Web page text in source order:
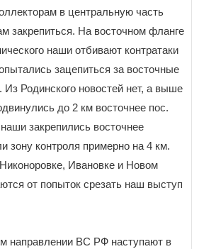
в центральную часть
закрепиться. На восточном фланге
наши отбивают контратаки
зацепиться за восточные
Родинского новостей нет, а выше
до 2 км восточнее пос.
закрепились восточнее
зону контроля примерно на 4 км.
Ивановке и Новом
от попыток срезать наш выступ
направлении ВС РФ наступают в